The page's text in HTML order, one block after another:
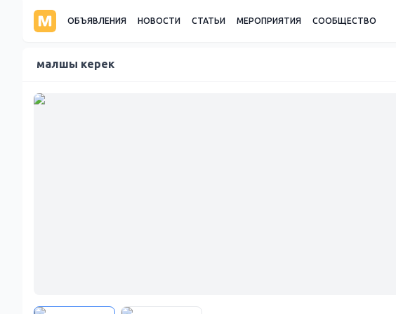
ОБЪЯВЛЕНИЯ НОВОСТИ СТАТЬИ МЕРОПРИЯТИЯ СООБЩЕСТВО
малшы керек